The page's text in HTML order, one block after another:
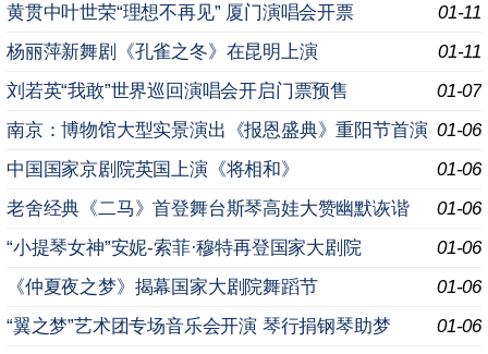
01-11
黄贯中叶世荣“理想不再见” 厦门演唱会开票
01-11
杨丽萍新舞剧《孔雀之冬》在昆明上演
01-07
刘若英“我敢”世界巡回演唱会开启门票预售
01-06
南京：博物馆大型实景演出《报恩盛典》重阳节首演
01-06
中国国家京剧院英国上演《将相和》
01-06
老舍经典《二马》首登舞台斯琴高娃大赞幽默诙谐
01-06
“小提琴女神”安妮-索菲·穆特再登国家大剧院
01-06
《仲夏夜之梦》揭幕国家大剧院舞蹈节
01-06
“翼之梦”艺术团专场音乐会开演 琴行捐钢琴助梦